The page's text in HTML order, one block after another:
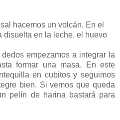
hacemos un volcán. En el
disuelta en la leche, el huevo
empezamos a integrar la
formar una masa. En este
en cubitos y seguimos
bien. Si vemos que queda
pelín de harina bastará para